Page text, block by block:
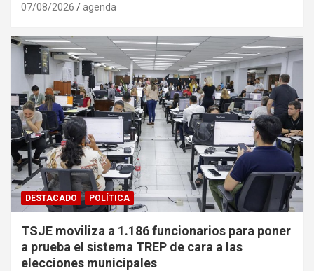
07/08/2026 agenda
DESTACADO POLÍTICA
TSJE moviliza a 1.186 funcionarios para poner
a prueba el sistema TREP de cara a las
elecciones municipales